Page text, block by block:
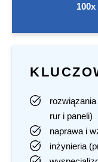
rur i paneli)
naprawa i
inżynieria